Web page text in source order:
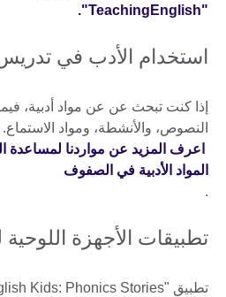
"TeachingEnglish".
استخدام الأدب في تدريس
إذا كنت تبحث عن عن مواد أدبية،
النصوص، والأنشطة، ومواد الاستماع.
اعرف المزيد عن مواردنا لمساعدة
المواد الأدبية في الصفوف
.
تطبيقات الأجهزة